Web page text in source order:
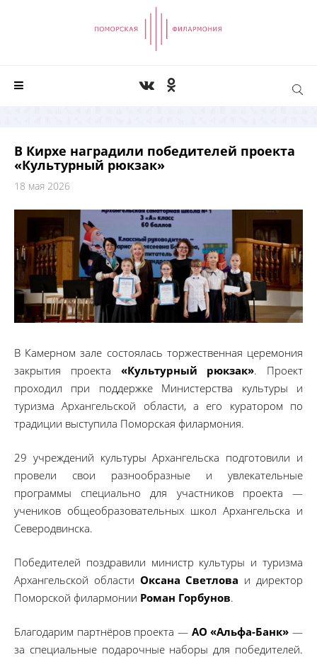
В Кирхе наградили победителей проекта
«Культурный рюкзак»
18 мая 2026
В Камерном зале состоялась торжественная церемония
закрытия проекта «Культурный рюкзак». Проект
проходил при поддержке Министерства культуры и
туризма Архангельской области, а его куратором по
традиции выступила Поморская филармония.
29 учреждений культуры Архангельска подготовили и
провели свои разнообразные и увлекательные
программы специально для участников проекта —
учеников общеобразовательных школ Архангельска и
Северодвинска.
Победителей поздравили министр культуры и туризма
Архангельской области Оксана Светлова и директор
Поморской филармонии Роман Горбунов.
Благодарим партнёров проекта — АО «Альфа-Банк» —
за специальные подарочные наборы для победителей.